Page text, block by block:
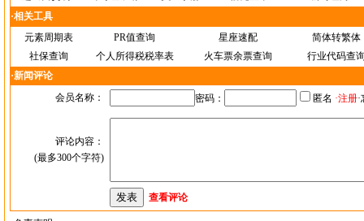
·相关工具
元素周期表
PR值查询 星座速配
简体转繁体
社保查询
个人所得税税率表 火车票余票查询
行业代码查
·新闻评论
会员名称：
密码： 匿名 ·注册·
评论内容：
(最多300个字符)
查看评论